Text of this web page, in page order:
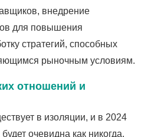
внедрение
для повышения
стратегий, способных
рыночным условиям.
отношений и
в изоляции, и в 2024
очевидна как никогда.